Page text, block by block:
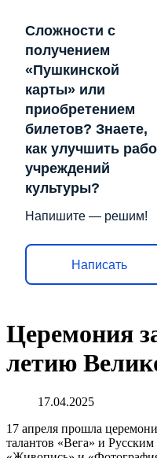
Сложности с
получением
«Пушкинской
карты» или
приобретением
билетов? Знаете,
как улучшить
учреждений
культуры?
Напишите — решим!
Написать
Церемония
летию
17.04.2025
17 апреля прошла
талантов «Вега» и